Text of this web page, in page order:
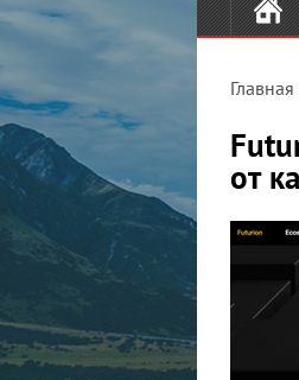
Главная
от